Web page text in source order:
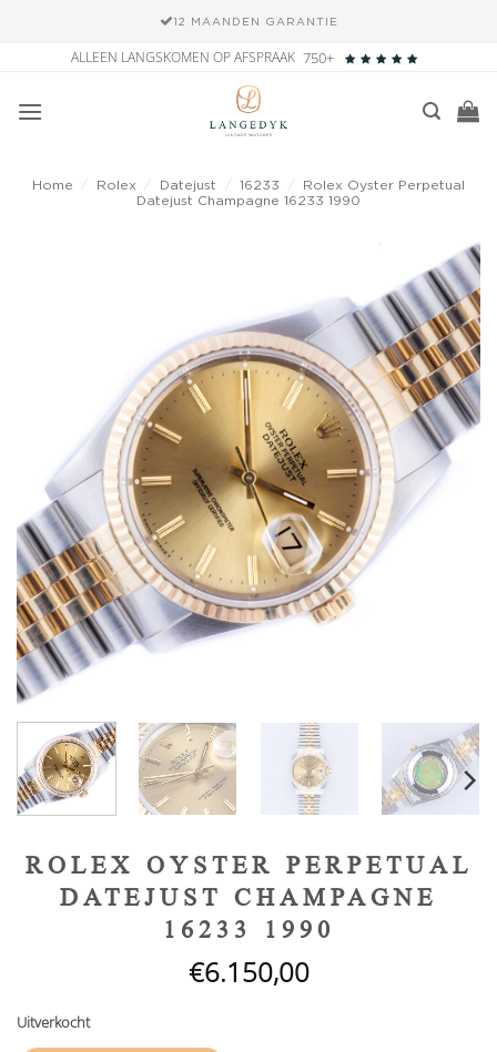
12 MAANDEN GARANTIE
inhoud
ALLEEN LANGSKOMEN OP AFSPRAAK 750+
Home Rolex Datejust 16233
Rolex Oyster Perpetual
Datejust Champagne 16233 1990
Add to
wishlist
ROLEX OYSTER PERPETUAL
DATEJUST CHAMPAGNE
16233 1990
€6.150,00
Uitverkocht